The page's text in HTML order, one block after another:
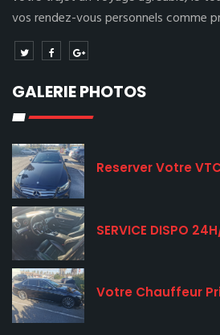
vos rendez-vous personnels comme
GALERIE PHOTOS
Reserver Votre
SERVICE DISPO
Votre Chauffeur